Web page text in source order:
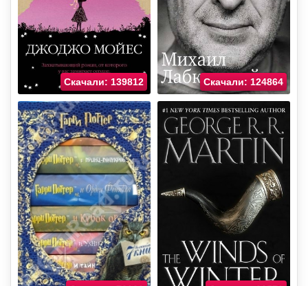
Скачали: 139812 Скачали: 124864